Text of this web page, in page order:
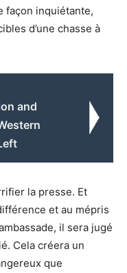
façon inquiétante,
d’une chasse à
and
la presse. Et
et au mépris
il sera jugé
Cela créera un
que